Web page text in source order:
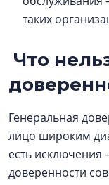
таких
Что
Генеральная
лицо широким
есть исключения
доверенности